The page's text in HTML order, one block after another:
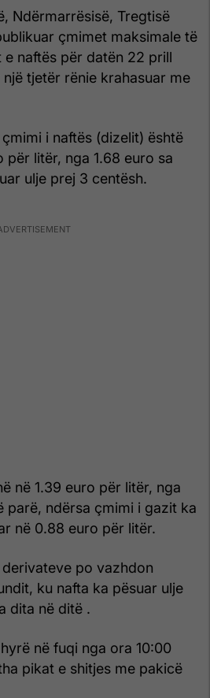
Ndërmarrësisë, Tregtisë
çmimet maksimale të
naftës për datën 22 prill
tjetër rënie krahasuar me
i naftës (dizelit) është
për litër, nga 1.68 euro sa
ulje prej 3 centësh.
në 1.39 euro për litër, nga
parë, ndërsa çmimi i gazit ka
në 0.88 euro për litër.
po vazhdon
ku nafta ka pësuar ulje
dita në ditë .
në fuqi nga ora 10:00
pikat e shitjes me pakicë